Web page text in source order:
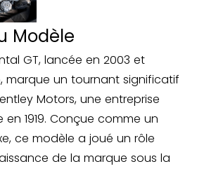
Modèle
GT, lancée en 2003 et
marque un tournant significatif
Motors, une entreprise
1919. Conçue comme un
ce modèle a joué un rôle
de la marque sous la